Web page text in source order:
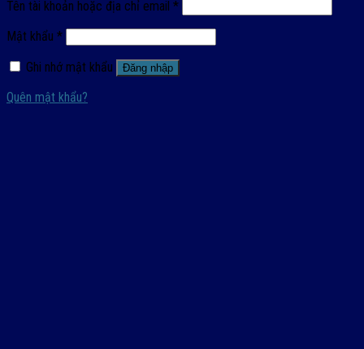
Tên tài khoản hoặc địa chỉ email *
Mật khẩu *
Ghi nhớ mật khẩu
Đăng nhập
Quên mật khẩu?